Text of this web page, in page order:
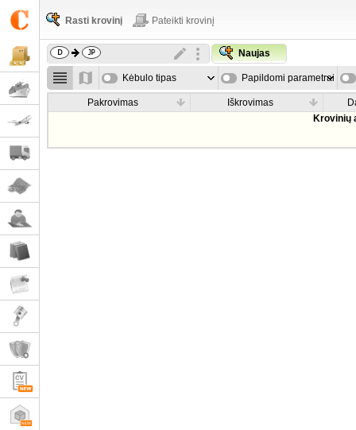
Rasti krovinį Pateikti krovinį
Naujas
Kėbulo tipas Papildomi parametrai
Pakrovimas Iškrovimas
Krovinių